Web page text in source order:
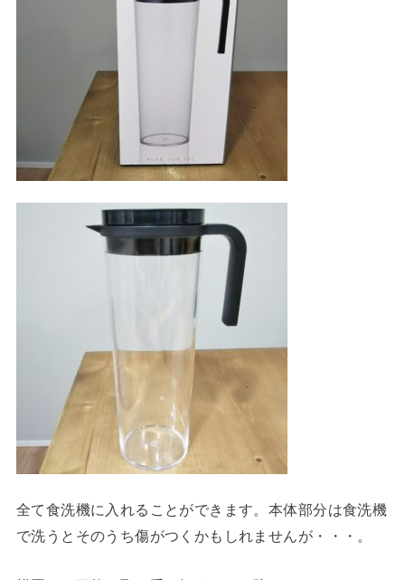
全て食洗機に入れることができます。本体部分は食洗機
で洗うとそのうち傷がつくかもしれませんが・・・。